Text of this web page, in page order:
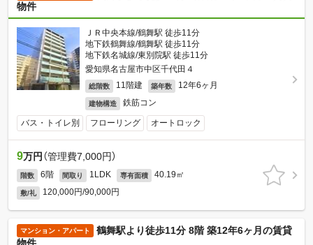
物件
ＪＲ中央本線/鶴舞駅 徒歩11分
地下鉄鶴舞線/鶴舞駅 徒歩11分
地下鉄名城線/東別院駅 徒歩11分
愛知県名古屋市中区千代田４
総階数 11階建 築年数 12年6ヶ月
建物構造 鉄筋コン
バス・トイレ別 フローリング オートロック
9万円 （管理費7,000円）
階数 6階 間取り 1LDK 専有面積 40.19㎡
敷/礼 120,000円/90,000円
マンション・アパート
鶴舞駅より徒歩11分 8階 築12年6ヶ月の賃貸